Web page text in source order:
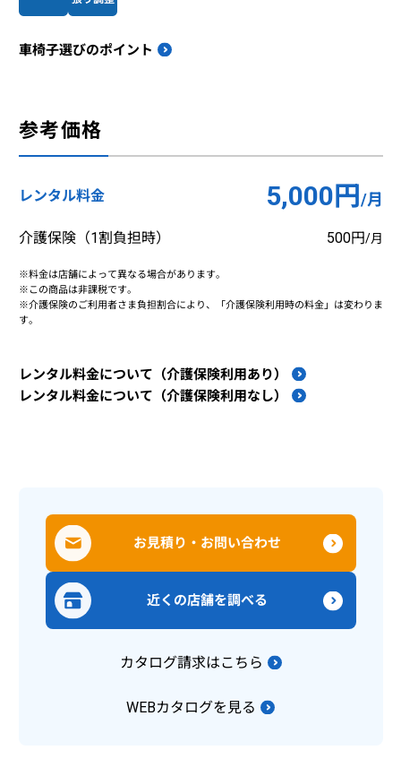
車椅子選びのポイント
参考価格
レンタル料金 5,000円 /月
介護保険（1割負担時） 500円/月
※料金は店舗によって異なる場合があります。
※この商品は非課税です。
※介護保険のご利用者さま負担割合により、「介護保険利用時の料金」は変わりま
す。
レンタル料金について（介護保険利用あり）
レンタル料金について（介護保険利用なし）
お見積り・お問い合わせ
近くの店舗を調べる
カタログ請求はこちら
WEBカタログを見る